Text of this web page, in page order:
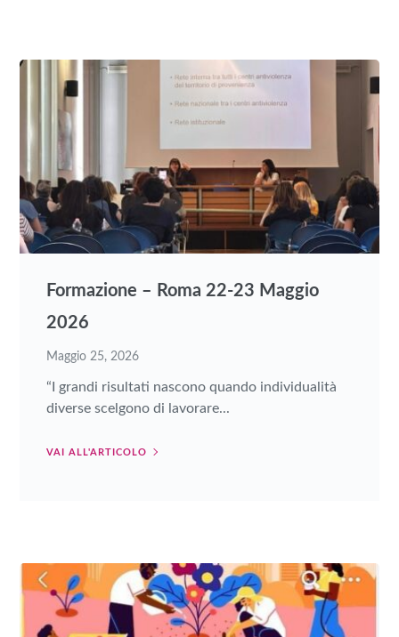
Formazione – Roma 22-23 Maggio
2026
Maggio 25, 2026
“I grandi risultati nascono quando individualità
diverse scelgono di lavorare...
VAI ALL'ARTICOLO